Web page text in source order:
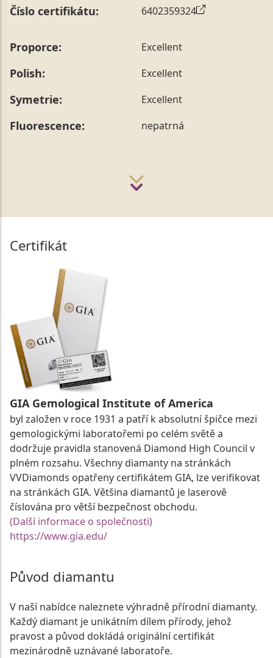
Číslo certifikátu: 6402359324
Proporce: Excellent
Polish: Excellent
Symetrie: Excellent
Fluorescence: nepatrná
Certifikát
GIA Gemological Institute of America
byl založen v roce 1931 a patří k absolutní špičce mezi
gemologickými laboratořemi po celém světě a
dodržuje pravidla stanovená Diamond High Council v
plném rozsahu. Všechny diamanty na stránkách
VVDiamonds opatřeny certifikátem GIA, lze verifikovat
na stránkách GIA. Většina diamantů je laserově
číslována pro větší bezpečnost obchodu.
(Další informace o společnosti)
https://www.gia.edu/
Původ diamantu
V naší nabídce naleznete výhradně přírodní diamanty.
Každý diamant je unikátním dílem přírody, jehož
pravost a původ dokládá originální certifikát
mezinárodně uznávané laboratoře.